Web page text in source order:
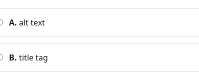
A. alt text
B. title tag